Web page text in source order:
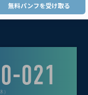
021
）